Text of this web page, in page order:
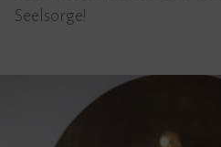
Seelsorge!